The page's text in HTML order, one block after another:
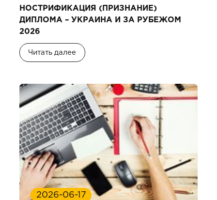
НОСТРИФИКАЦИЯ (ПРИЗНАНИЕ)
ДИПЛОМА – УКРАИНА И ЗА РУБЕЖОМ
2026
Читать далее
2026-06-17